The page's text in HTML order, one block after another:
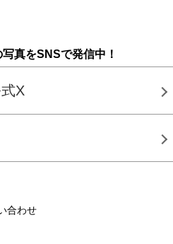
真をSNSで発信中！
X
合わせ